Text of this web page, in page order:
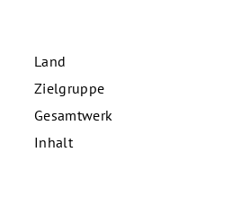
Land
Zielgruppe
Gesamtwerk
Inhalt